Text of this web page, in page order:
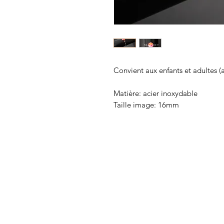
Convient aux enfants et adultes
Matière: acier inoxydable
Taille image: 16mm